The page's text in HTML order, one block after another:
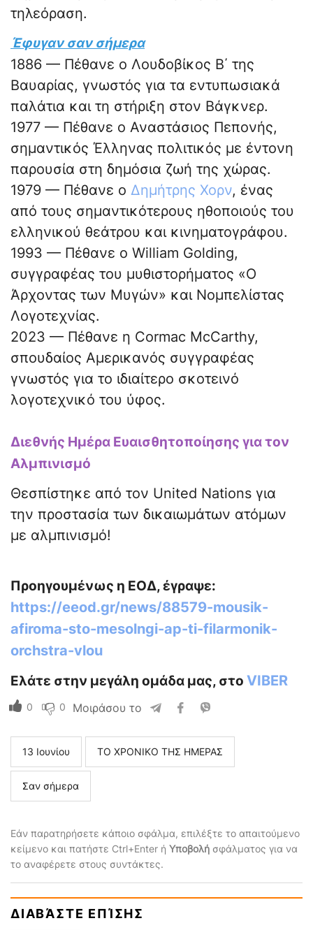
τηλεόραση.
Έφυγαν σαν σήμερα
1886 — Πέθανε ο Λουδοβίκος Β΄ της
Βαυαρίας, γνωστός για τα εντυπωσιακά
παλάτια και τη στήριξη στον Βάγκνερ.
1977 — Πέθανε ο Αναστάσιος Πεπονής,
σημαντικός Έλληνας πολιτικός με έντονη
παρουσία στη δημόσια ζωή της χώρας.
1979 — Πέθανε ο Δημήτρης Χορν, ένας
από τους σημαντικότερους ηθοποιούς του
ελληνικού θεάτρου και κινηματογράφου.
1993 — Πέθανε ο William Golding,
συγγραφέας του μυθιστορήματος «Ο
Άρχοντας των Μυγών» και Νομπελίστας
Λογοτεχνίας.
2023 — Πέθανε η Cormac McCarthy,
σπουδαίος Αμερικανός συγγραφέας
γνωστός για το ιδιαίτερο σκοτεινό
λογοτεχνικό του ύφος.
Διεθνής Ημέρα Ευαισθητοποίησης για τον
Αλμπινισμό
Θεσπίστηκε από τον United Nations για
την προστασία των δικαιωμάτων ατόμων
με αλμπινισμό!
Προηγουμένως η ΕΟΔ, έγραψε:
https://eeod.gr/news/88579-mousik-
afiroma-sto-mesolngi-ap-ti-filarmonik-
orchstra-vlou
Ελάτε στην μεγάλη ομάδα μας, στο VIBER
0 0 Μοιράσου το
13 Ιουνίου ΤΟ ΧΡΟΝΙΚΟ ΤΗΣ ΗΜΕΡΑΣ
Σαν σήμερα
Εάν παρατηρήσετε κάποιο σφάλμα, επιλέξτε το απαιτούμενο
κείμενο και πατήστε Ctrl+Enter ή Υποβολή σφάλματος για να
το αναφέρετε στους συντάκτες.
ΔΙΑΒΆΣΤΕ ΕΠΊΣΗΣ